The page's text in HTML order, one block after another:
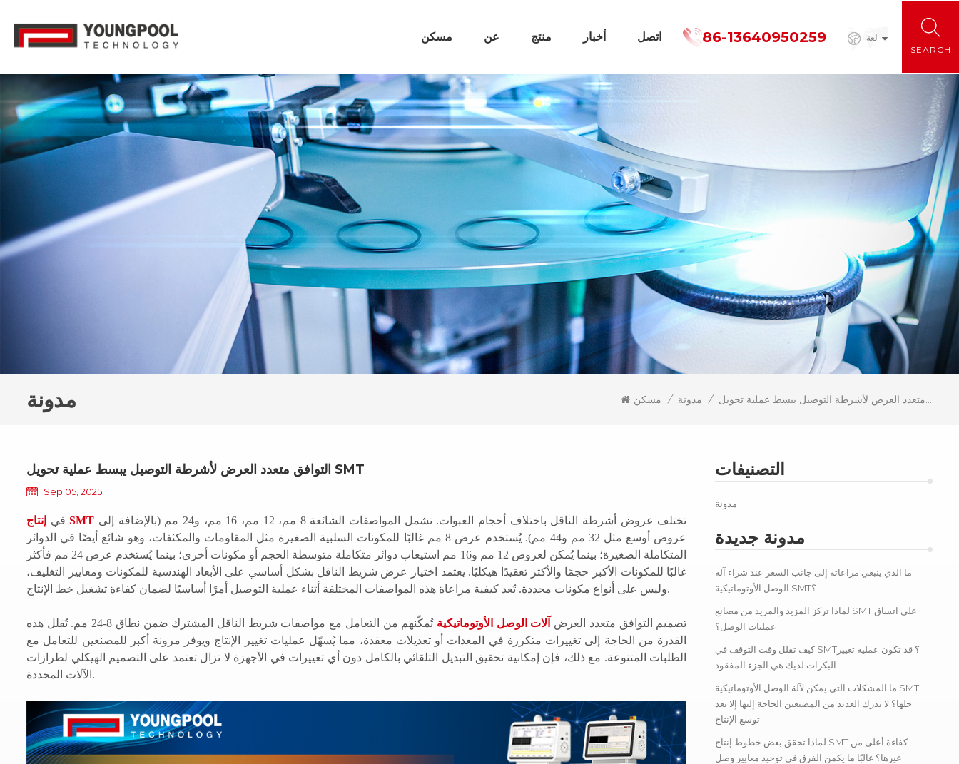
لغة 86-13640950259 مسكن عن منتج أخبار اتصل
مدونة مسكن / مدونة / التوافق متعدد العرض لأشرطة التوصيل يبسط عملية تحويل SMT
التصنيفات
مدونة
مدونة جديدة
ما الذي ينبغي مراعاته إلى جانب السعر عند شراء آلة
الوصل الأوتوماتيكية SMT؟
لماذا تركز المزيد والمزيد من مصانع SMT على اتساق
عمليات الوصل؟
كيف تقلل وقت التوقف في SMT؟ قد تكون عملية تغيير
البكرات لديك هي الجزء المفقود
ما المشكلات التي يمكن لآلة الوصل الأوتوماتيكية SMT
حلها؟ لا يدرك العديد من المصنعين الحاجة إليها إلا بعد
توسع الإنتاج
لماذا تحقق بعض خطوط إنتاج SMT كفاءة أعلى من
غيرها؟ غالبًا ما يكمن الفرق في توحيد معايير وصل
التوافق متعدد العرض لأشرطة التوصيل يبسط عملية تحويل SMT
Sep 05, 2025
في إنتاج SMT تختلف عروض أشرطة الناقل باختلاف أحجام العبوات. تشمل المواصفات الشائعة 8 مم، 12 مم، 16 مم، و24 مم (بالإضافة إلى
عروض أوسع مثل 32 مم و44 مم). يُستخدم عرض 8 مم غالبًا للمكونات السلبية الصغيرة مثل المقاومات والمكثفات، وهو شائع أيضًا في الدوائر
المتكاملة الصغيرة؛ بينما يُمكن لعروض 12 مم و16 مم استيعاب دوائر متكاملة متوسطة الحجم أو مكونات أخرى؛ بينما يُستخدم عرض 24 مم فأكثر
غالبًا للمكونات الأكبر حجمًا والأكثر تعقيدًا هيكليًا. يعتمد اختيار عرض شريط الناقل بشكل أساسي على الأبعاد الهندسية للمكونات ومعايير التغليف،
وليس على أنواع مكونات محددة. تُعد كيفية مراعاة هذه المواصفات المختلفة أثناء عملية التوصيل أمرًا أساسيًا لضمان كفاءة تشغيل خط الإنتاج.
تصميم التوافق متعدد العرض آلات الوصل الأوتوماتيكية
تُمكّنهم من التعامل مع مواصفات شريط الناقل المشترك ضمن نطاق 8-24 مم. تُقلل هذه
القدرة من الحاجة إلى تغييرات متكررة في المعدات أو تعديلات معقدة، مما يُسهّل عمليات تغيير الإنتاج ويوفر مرونة أكبر للمصنعين للتعامل مع
الطلبات المتنوعة. مع ذلك، فإن إمكانية تحقيق التبديل التلقائي بالكامل دون أي تغييرات في الأجهزة لا تزال تعتمد على التصميم الهيكلي لطرازات
الآلات المحددة.